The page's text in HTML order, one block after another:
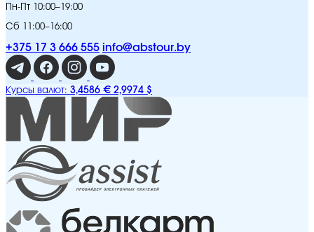
Пн-Пт 10:00–19:00
Сб 11:00–16:00
+375 17 3 666 555 info@abstour.by
Курсы валют: 3,4586 € 2,9974 $